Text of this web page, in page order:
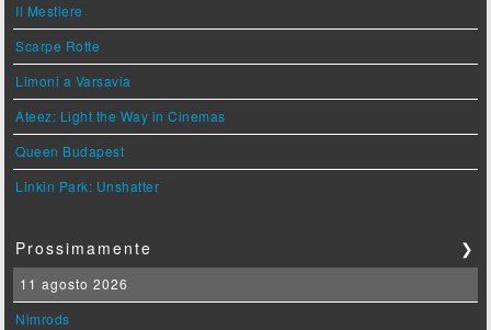
Il Mestiere
Scarpe Rotte
Limoni a Varsavia
Ateez: Light the Way in Cinemas
Queen Budapest
Linkin Park: Unshatter
Prossimamente ❯
11 agosto 2026
Nimrods